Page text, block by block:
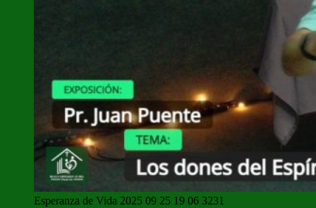
Esperanza de Vida 2025 09 25 19 06 3231